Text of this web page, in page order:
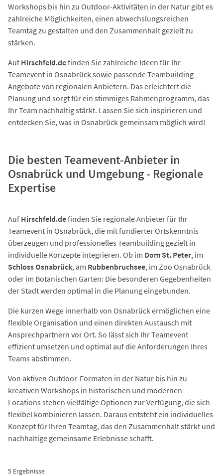
Workshops bis hin zu Outdoor-Aktivitäten in der Natur gibt es
zahlreiche Möglichkeiten, einen abwechslungsreichen
Teamtag zu gestalten und den Zusammenhalt gezielt zu
stärken.
Auf Hirschfeld.definden Sie zahlreiche Ideen für Ihr
Teamevent in Osnabrück sowie passende Teambuilding-
Angebote von regionalen Anbietern. Das erleichtert die
Planung und sorgt für ein stimmiges Rahmenprogramm, das
Ihr Team nachhaltig stärkt. Lassen Sie sich inspirieren und
entdecken Sie, was in Osnabrück gemeinsam möglich wird!
Die besten Teamevent-Anbieter in
Osnabrück und Umgebung - Regionale
Expertise
Auf Hirschfeld.definden Sie regionale Anbieter für Ihr
Teamevent in Osnabrück, die mit fundierter Ortskenntnis
überzeugen und professionelles Teambuilding gezielt in
individuelle Konzepte integrieren. Ob im Dom St. Peter, im
Schloss Osnabrück, am Rubbenbruchsee, im Zoo Osnabrück
oder im Botanischen Garten: Die besonderen Gegebenheiten
der Stadt werden optimal in die Planung eingebunden.
Die kurzen Wege innerhalb von Osnabrück ermöglichen eine
flexible Organisation und einen direkten Austausch mit
Ansprechpartnern vor Ort. So lässt sich Ihr Teamevent
effizient umsetzen und optimal auf die Anforderungen Ihres
Teams abstimmen.
Von aktiven Outdoor-Formaten in der Natur bis hin zu
kreativen Workshops in historischen und modernen
Locations stehen vielfältige Optionen zur Verfügung, die sich
flexibel kombinieren lassen. Daraus entsteht ein individuelles
Konzept für Ihren Teamtag, das den Zusammenhalt stärkt und
nachhaltige gemeinsame Erlebnisse schafft.
5 Ergebnisse